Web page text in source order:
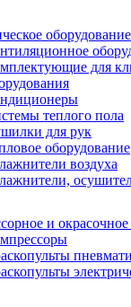
оборудование
для
теплого пола
для рук
оборудование
воздуха
и